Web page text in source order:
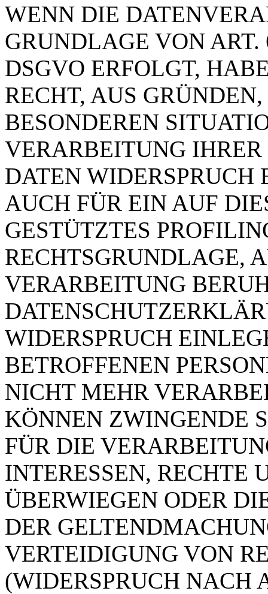
WENN DIE
GRUNDLAGE VON
DSGVO ERFOLGT,
RECHT, AUS
BESONDEREN
VERARBEITUNG IHRER
DATEN WIDERSPRUCH
AUCH FÜR EIN AUF
GESTÜTZTES
RECHTSGRUNDLAGE,
VERARBEITUNG
WIDERSPRUCH
BETROFFENEN
NICHT MEHR
KÖNNEN ZWINGENDE
FÜR DIE
INTERESSEN, RECHTE
ÜBERWIEGEN ODER
DER
VERTEIDIGUNG VON
(WIDERSPRUCH NACH